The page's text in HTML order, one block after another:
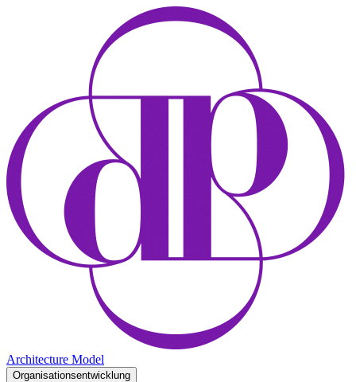
Architecture Model
Organisationsentwicklung